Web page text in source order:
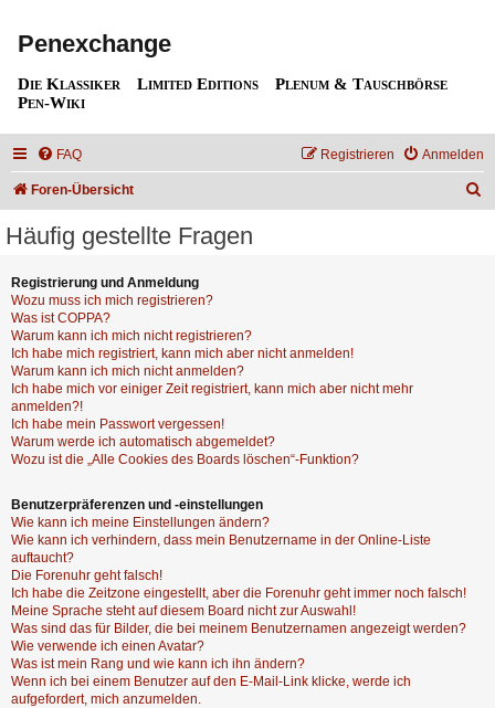
Penexchange
Die Klassiker Limited Editions
Plenum & Tauschbörse
Pen-Wiki
FAQ Anmelden
Registrieren
Foren-Übersicht
Häufig gestellte Fragen
Registrierung und Anmeldung
Wozu muss ich mich registrieren?
Was ist COPPA?
Warum kann ich mich nicht registrieren?
Ich habe mich registriert, kann mich aber nicht anmelden!
Warum kann ich mich nicht anmelden?
Ich habe mich vor einiger Zeit registriert, kann mich aber nicht mehr
anmelden?!
Ich habe mein Passwort vergessen!
Warum werde ich automatisch abgemeldet?
Wozu ist die „Alle Cookies des Boards löschen“-Funktion?
Benutzerpräferenzen und -einstellungen
Wie kann ich meine Einstellungen ändern?
Wie kann ich verhindern, dass mein Benutzername in der Online-Liste
auftaucht?
Die Forenuhr geht falsch!
Ich habe die Zeitzone eingestellt, aber die Forenuhr geht immer noch falsch!
Meine Sprache steht auf diesem Board nicht zur Auswahl!
Was sind das für Bilder, die bei meinem Benutzernamen angezeigt werden?
Wie verwende ich einen Avatar?
Was ist mein Rang und wie kann ich ihn ändern?
Wenn ich bei einem Benutzer auf den E-Mail-Link klicke, werde ich
aufgefordert, mich anzumelden.